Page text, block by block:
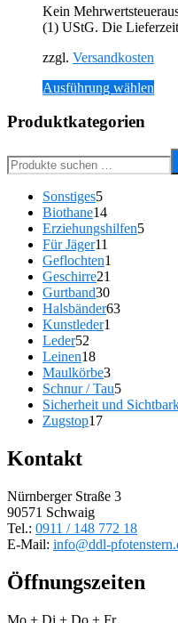
auf
Kein
(1) UStG. Die
zzgl. Versandkosten
Ausführung wählen
Produktkategorien
Sonstiges55
Produkte
Biothane1414
Produkte
Erziehungshilfen55
Für Jäger11
Produkte
Geflochten1
Geschirre21
Gurtband3030
Produkte
Halsbänder6363
Kunstleder1
Leder52
Produkte
Leinen1818
Produkte
Maulkörbe33
Produkte
Schnur / Tau55
Produkte
Sicherheit und
Zugstop1717
Kontakt
Nürnberger Straße 3
90571 Schwaig
Tel.: 0911 / 148 772 18
E-Mail: info@ddl-
Öffnungszeiten
Mo + Di + Do + Fr